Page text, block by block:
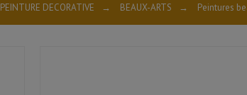
PEINTURE DECORATIVE → BEAUX-ARTS → Peintures